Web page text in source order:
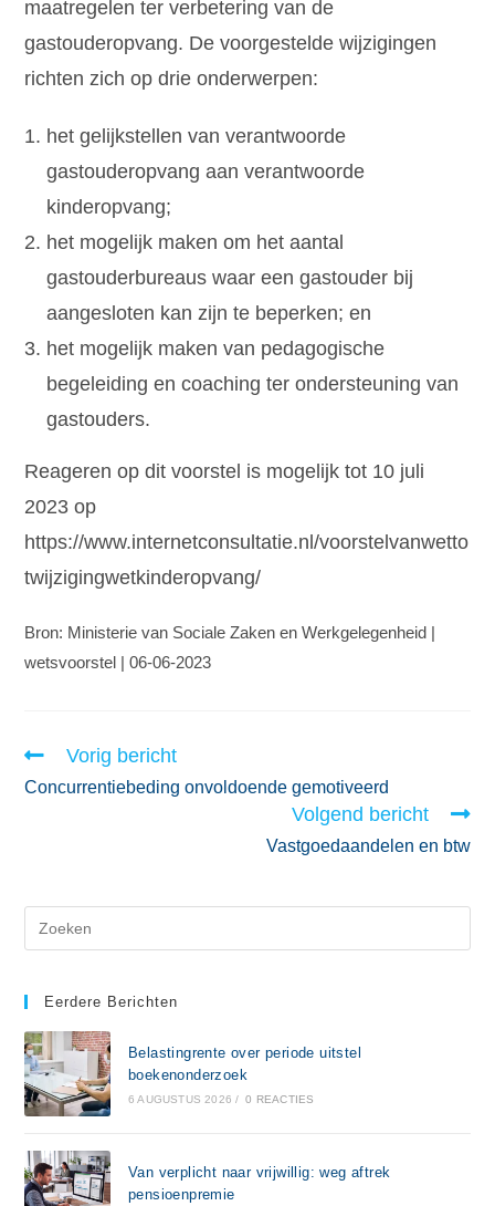
maatregelen ter verbetering van de
gastouderopvang. De voorgestelde wijzigingen
richten zich op drie onderwerpen:
het gelijkstellen van verantwoorde
gastouderopvang aan verantwoorde
kinderopvang;
het mogelijk maken om het aantal
gastouderbureaus waar een gastouder bij
aangesloten kan zijn te beperken; en
het mogelijk maken van pedagogische
begeleiding en coaching ter ondersteuning van
gastouders.
Reageren op dit voorstel is mogelijk tot 10 juli
2023 op
https://www.internetconsultatie.nl/voorstelvanwetto
twijzigingwetkinderopvang/
Bron: Ministerie van Sociale Zaken en Werkgelegenheid |
wetsvoorstel | 06-06-2023
Vorig bericht
Concurrentiebeding onvoldoende gemotiveerd
Volgend bericht
Vastgoedaandelen en btw
Eerdere Berichten
Belastingrente over periode uitstel
boekenonderzoek
6 AUGUSTUS 2026 / 0 REACTIES
Van verplicht naar vrijwillig: weg aftrek
pensioenpremie